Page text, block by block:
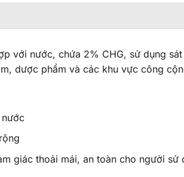
với nước, chứa 2% CHG, sử dụng
dược phẩm và các khu vực công
giác thoải mái, an toàn cho người sử